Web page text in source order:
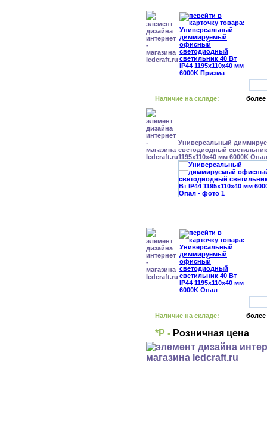
Наличие на складе: более
Универсальный
светодиодный
1195x110x40 мм 6000K Опал
Наличие на складе: более
*Р - Розничная цена